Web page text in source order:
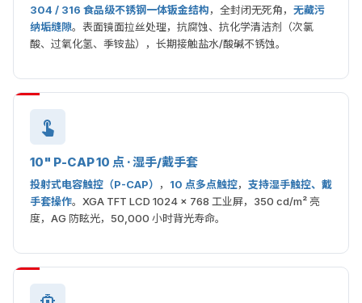
304 / 316 食品级不锈钢一体钣金结构，全封闭无死角， 无藏污
纳垢缝隙。表面镜面拉丝处理，抗腐蚀、抗化学清洁剂（次氯
酸、过氧化氢、季铵盐），长期接触盐水/酸碱不锈蚀。
10" P-CAP 10 点 · 湿手/戴手套
投射式电容触控（P-CAP） ， 10 点多点触控， 支持湿手触控、戴
手套操作。XGA TFT LCD 1024 × 768 工业屏，350 cd/m² 亮
度，AG 防眩光，50,000 小时背光寿命。